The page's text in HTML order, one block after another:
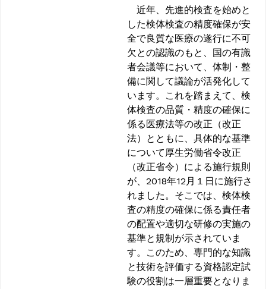
近年、先進的検査を始めと
した検体検査の精度確保が安
全で良質な医療の遂行に不可
欠との認識のもと、国の有識
者会議等において、体制・整
備に関して議論が活発化して
います。これを踏まえて、検
体検査の品質・精度の確保に
係る医療法等の改正（改正
法）とともに、具体的な基準
について厚生労働省令改正
（改正省令）による施行規則
が、2018年12月１日に施行さ
れました。そこでは、検体検
査の精度の確保に係る責任者
の配置や適切な研修の実施の
基準と規制が示されていま
す。このため、専門的な知識
と技術を評価する資格認定試
験の役割は一層重要となりま